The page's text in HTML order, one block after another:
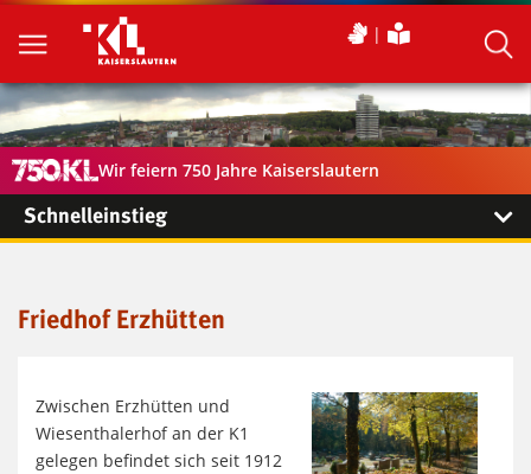
Wir feiern 750 Jahre Kaiserslautern
Schnelleinstieg
Friedhof Erzhütten
Zwischen Erzhütten und
Wiesenthalerhof an der K1
gelegen befindet sich seit 1912